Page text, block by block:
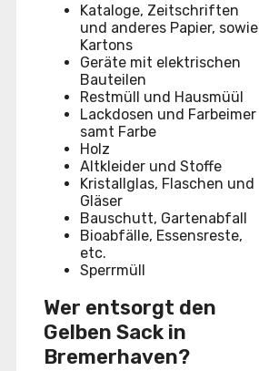
Kataloge, Zeitschriften
und anderes Papier, sowie
Kartons
Geräte mit elektrischen
Bauteilen
Restmüll und Hausmüül
Lackdosen und Farbeimer
samt Farbe
Holz
Altkleider und Stoffe
Kristallglas, Flaschen und
Gläser
Bauschutt, Gartenabfall
Bioabfälle, Essensreste,
etc.
Sperrmüll
Wer entsorgt den
Gelben Sack in
Bremerhaven?